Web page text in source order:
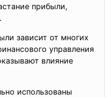
прибыли,
зависит от многих
управления
влияние
использованы